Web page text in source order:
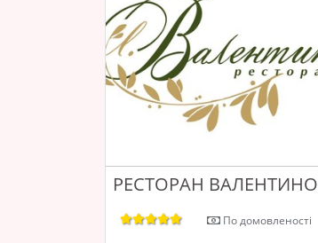
РЕСТОРАН ВАЛЕНТИНО
По домовленості